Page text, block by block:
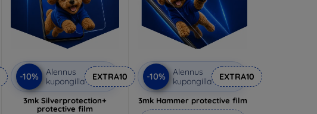
-10%
Alennus
kupongilla
EXTRA10
3mk Silverprotection+
protective film
-10%
Alennus
kupongilla
EXTRA10
3mk Hammer protective film